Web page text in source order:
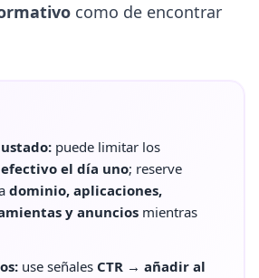
como de encontrar
puede limitar los
efectivo el día uno; reserve
dominio, aplicaciones,
y anuncios mientras
use señales CTR → añadir al